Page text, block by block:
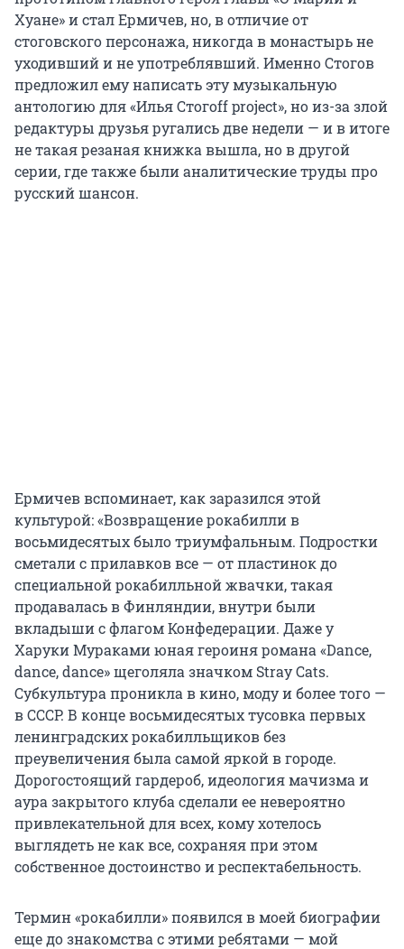
Хуане» и стал Ермичев, но, в отличие от
стоговского персонажа, никогда в монастырь не
уходивший и не употреблявший. Именно Стогов
предложил ему написать эту музыкальную
антологию для «Илья Стогoff project», но из-за злой
редактуры друзья ругались две недели — и в итоге
не такая резаная книжка вышла, но в другой
серии, где также были аналитические труды про
русский шансон.
Ермичев вспоминает, как заразился этой
культурой: «Возвращение рокабилли в
восьмидесятых было триумфальным. Подростки
сметали с прилавков все — от пластинок до
специальной рокабилльной жвачки, такая
продавалась в Финляндии, внутри были
вкладыши с флагом Конфедерации. Даже у
Харуки Мураками юная героиня романа «Dance,
dance, dance» щеголяла значком Stray Cats.
Субкультура проникла в кино, моду и более того —
в СССР. В конце восьмидесятых тусовка первых
ленинградских рокабилльщиков без
преувеличения была самой яркой в городе.
Дорогостоящий гардероб, идеология мачизма и
аура закрытого клуба сделали ее невероятно
привлекательной для всех, кому хотелось
выглядеть не как все, сохраняя при этом
собственное достоинство и респектабельность.
Термин «рокабилли» появился в моей биографии
еще до знакомства с этими ребятами — мой